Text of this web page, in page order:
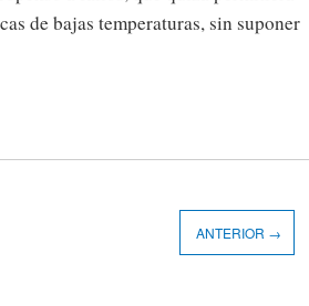
de bajas temperaturas, sin suponer
ANTERIOR →